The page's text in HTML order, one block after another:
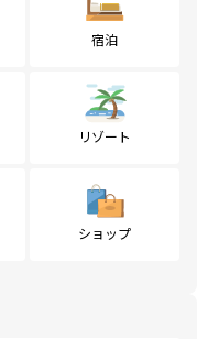
宿泊
リゾート
ショップ